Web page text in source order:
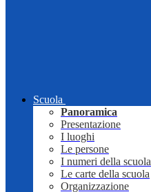
Scuola
Panoramica
Presentazione
I luoghi
Le persone
I numeri della scuola
Le carte della scuola
Organizzazione